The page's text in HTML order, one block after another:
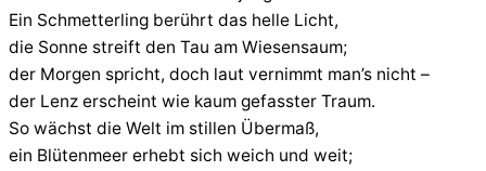
Ein Schmetterling berührt das helle Licht,
die Sonne streift den Tau am Wiesensaum;
der Morgen spricht, doch laut vernimmt man’s nicht –
der Lenz erscheint wie kaum gefasster Traum.
So wächst die Welt im stillen Übermaß,
ein Blütenmeer erhebt sich weich und weit;